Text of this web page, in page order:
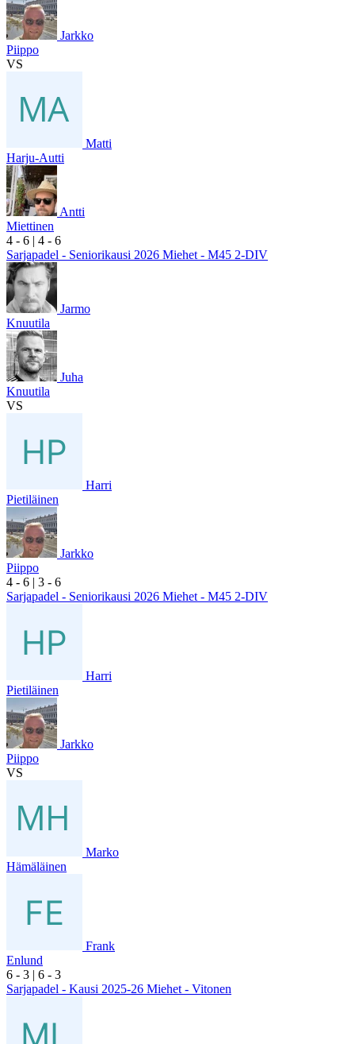
Jarkko
Piippo
VS
Matti
Harju-Autti
Antti
Miettinen
4 - 6 | 4 - 6
Sarjapadel - Seniorikausi 2026 Miehet - M45 2-DIV
Jarmo
Knuutila
Juha
Knuutila
VS
Harri
Pietiläinen
Jarkko
Piippo
4 - 6 | 3 - 6
Sarjapadel - Seniorikausi 2026 Miehet - M45 2-DIV
Harri
Pietiläinen
Jarkko
Piippo
VS
Marko
Hämäläinen
Frank
Enlund
6 - 3 | 6 - 3
Sarjapadel - Kausi 2025-26 Miehet - Vitonen